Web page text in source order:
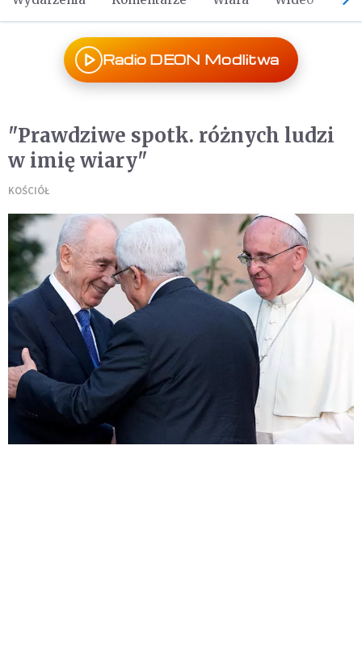
Radio DEON Modlitwa
"Prawdziwe spotk. różnych ludzi
w imię wiary"
KOŚCIÓŁ